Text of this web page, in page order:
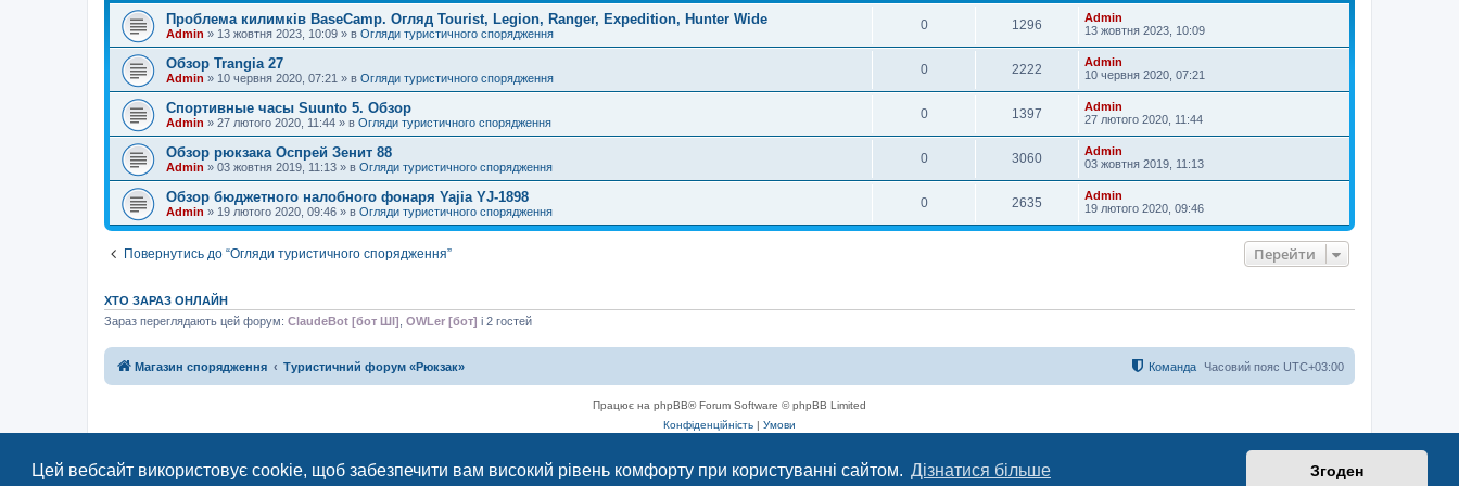
Цей вебсайт використовує cookie, щоб забезпечити вам високий рівень комфорту при користуванні сайтом. Дізнатися більше Згоден
Проблема килимків BaseCamp. Огляд Tourist, Legion, Ranger, Expedition, Hunter Wide
Admin » 13 жовтня 2023, 10:09 » в Огляди туристичного спорядження
0 1296
Admin
13 жовтня 2023, 10:09
Обзор Trangia 27
Admin » 10 червня 2020, 07:21 » в Огляди туристичного спорядження
0 2222
Admin
10 червня 2020, 07:21
Спортивные часы Suunto 5. Обзор
Admin » 27 лютого 2020, 11:44 » в Огляди туристичного спорядження
0 1397
Admin
27 лютого 2020, 11:44
Обзор рюкзака Оспрей Зенит 88
Admin » 03 жовтня 2019, 11:13 » в Огляди туристичного спорядження
0 3060
Admin
03 жовтня 2019, 11:13
Обзор бюджетного налобного фонаря Yajia YJ-1898
Admin » 19 лютого 2020, 09:46 » в Огляди туристичного спорядження
0 2635
Admin
19 лютого 2020, 09:46
Повернутись до “Огляди туристичного спорядження” Перейти
ХТО ЗАРАЗ ОНЛАЙН
Зараз переглядають цей форум: ClaudeBot [бот ШІ] OWLer [бот] і 2 гостей
Магазин спорядження Туристичний форум «Рюкзак» Часовий пояс UTC+03:00
Команда
Працює на phpBB® Forum Software © phpBB Limited
Конфіденційність | Умови